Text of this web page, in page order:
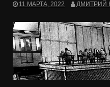
11 МАРТА, 2022 ДМИТРИЙ